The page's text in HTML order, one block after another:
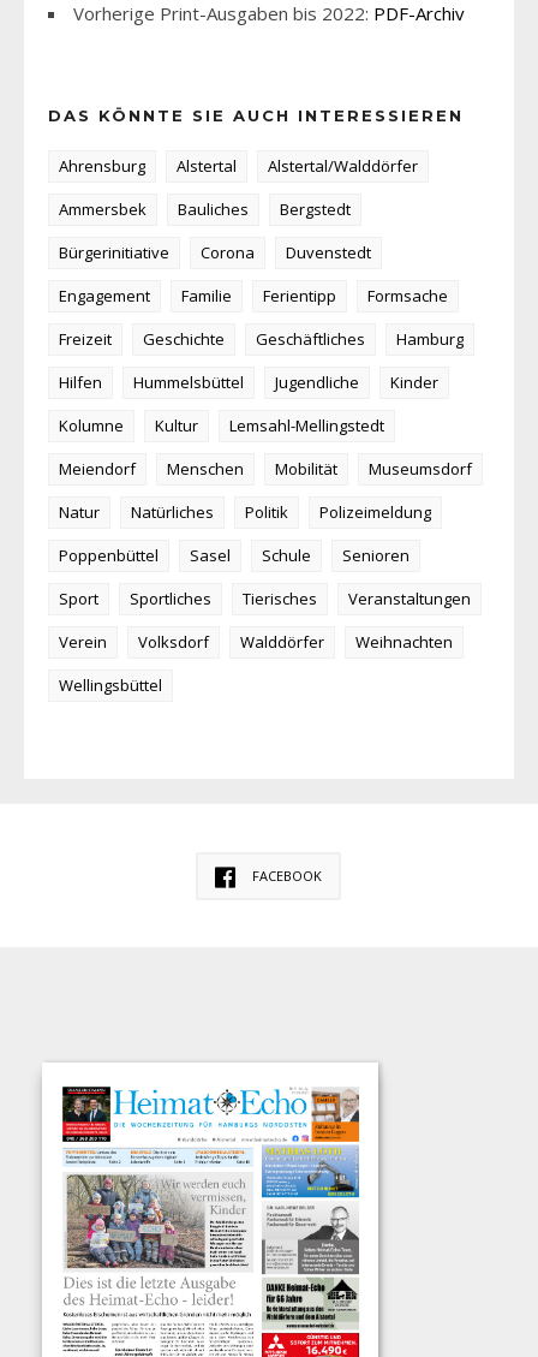
Vorherige Print-Ausgaben bis 2022: PDF-Archiv
DAS KÖNNTE SIE AUCH INTERESSIEREN
Ahrensburg Alstertal
Alstertal/Walddörfer
Ammersbek
Bauliches
Bergstedt
Bürgerinitiative
Corona
Duvenstedt
Engagement
Familie Ferientipp
Formsache
Freizeit
Geschichte Geschäftliches
Hamburg
Hilfen
Hummelsbüttel Jugendliche
Kinder
Kolumne
Kultur
Lemsahl-Mellingstedt
Meiendorf
Menschen Mobilität
Museumsdorf
Natur
Natürliches Politik
Polizeimeldung
Poppenbüttel
Sasel Schule
Senioren
Sport
Sportliches Tierisches
Veranstaltungen
Verein
Volksdorf Walddörfer
Weihnachten
Wellingsbüttel
FACEBOOK